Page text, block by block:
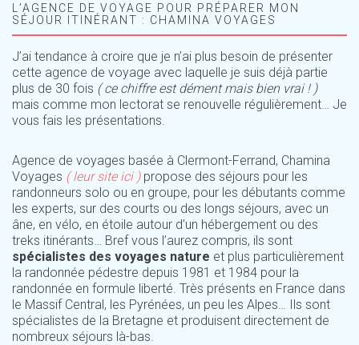
L’AGENCE DE VOYAGE POUR PRÉPARER MON
SÉJOUR ITINÉRANT : CHAMINA VOYAGES
J’ai tendance à croire que je n’ai plus besoin de présenter
cette agence de voyage avec laquelle je suis déjà partie
plus de 30 fois ( ce chiffre est dément mais bien vrai ! )
mais comme mon lectorat se renouvelle régulièrement… Je
vous fais les présentations.
Agence de voyages basée à Clermont-Ferrand, Chamina
Voyages ( leur site ici )propose des séjours pour les
randonneurs solo ou en groupe, pour les débutants comme
les experts, sur des courts ou des longs séjours, avec un
âne, en vélo, en étoile autour d’un hébergement ou des
treks itinérants… Bref vous l’aurez compris, ils sont
spécialistes des voyages nature et plus particulièrement
la randonnée pédestre depuis 1981 et 1984 pour la
randonnée en formule liberté. Très présents en France dans
le Massif Central, les Pyrénées, un peu les Alpes… Ils sont
spécialistes de la Bretagne et produisent directement de
nombreux séjours là-bas.